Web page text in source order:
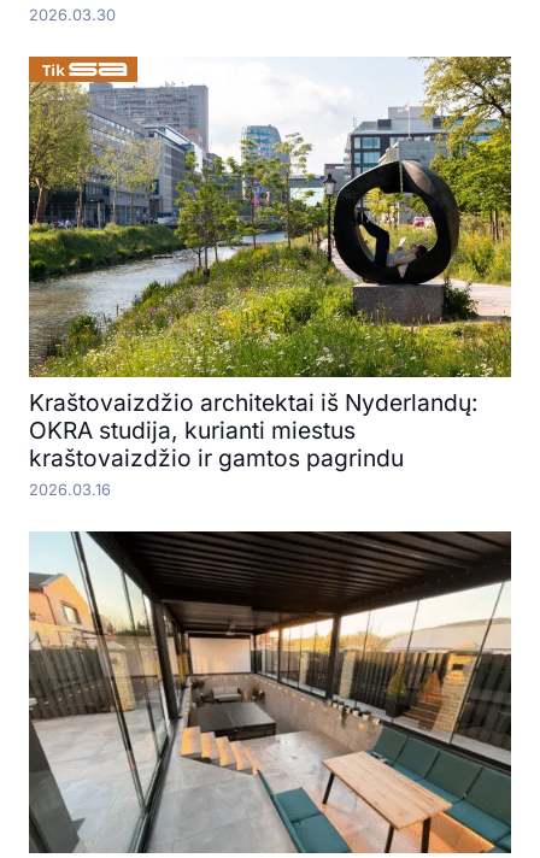
2026.03.30
Kraštovaizdžio architektai iš Nyderlandų:
OKRA studija, kurianti miestus
kraštovaizdžio ir gamtos pagrindu
2026.03.16